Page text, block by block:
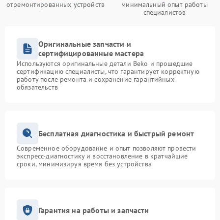
отремонтированных устройств
минимальный опыт работы
специалистов
Оригинальные запчасти и
сертифицированные мастера
Используются оригинальные детали Beko и прошедшие
сертификацию специалисты, что гарантирует корректную
работу после ремонта и сохранение гарантийных
обязательств
Бесплатная диагностика и быстрый ремонт
Современное оборудование и опыт позволяют провести
экспресс-диагностику и восстановление в кратчайшие
сроки, минимизируя время без устройства
Гарантия на работы и запчасти